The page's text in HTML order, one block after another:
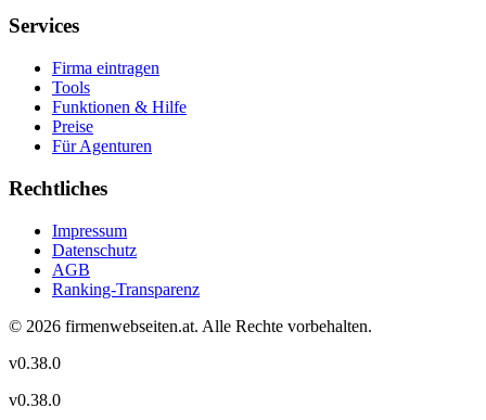
Services
Firma eintragen
Tools
Funktionen & Hilfe
Preise
Für Agenturen
Rechtliches
Impressum
Datenschutz
AGB
Ranking-Transparenz
© 2026 firmenwebseiten.at. Alle Rechte vorbehalten.
v0.38.0
v0.38.0